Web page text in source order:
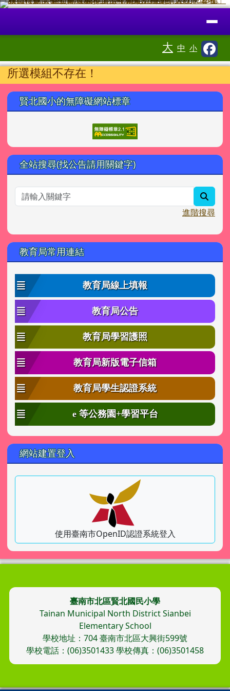
跳至主內容區
臺南市北區賢北國小全球資訊網
⏸
大 中 小
主內容區域
所選模組不存在！
左邊區域內容
賢北國小的無障礙網站標章
全站搜尋(找公告請用關鍵字)
進階搜尋
教育局常用連結
教育局線上填報
教育局公告
教育局學習護照
教育局新版電子信箱
教育局學生認證系統
e 等公務園+學習平台
網站建置登入
使用臺南市OpenID認證系統登入
頁尾區域
頁尾區域內容
臺南市北區賢北國民小學
Tainan Municipal North District Sianbei
Elementary School
學校地址：704 臺南市北區大興街599號
學校電話：(06)3501433 學校傳真：(06)3501458